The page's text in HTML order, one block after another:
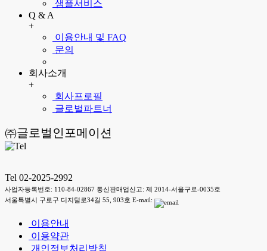
샘플서비스
Q & A
+
이용안내 및 FAQ
문의
회사소개
+
회사프로필
글로벌파트너
㈜글로벌인포메이션
Tel 02-2025-2992
사업자등록번호: 110-84-02867 통신판매업신고: 제 2014-서울구로-0035호
서울특별시 구로구 디지털로34길 55, 903호 E-mail:
이용안내
이용약관
개인정보처리방침